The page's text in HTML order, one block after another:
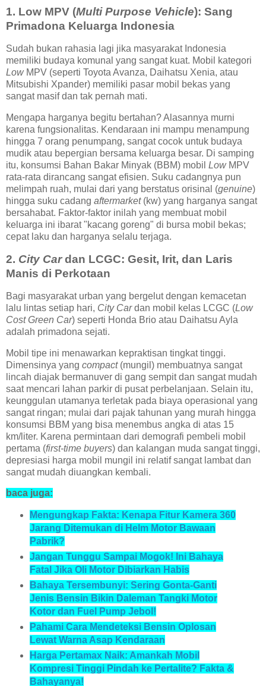
1. Low MPV (Multi Purpose Vehicle): Sang
Primadona Keluarga Indonesia
Sudah bukan rahasia lagi jika masyarakat Indonesia
memiliki budaya komunal yang sangat kuat. Mobil kategori
LowMPV (seperti Toyota Avanza, Daihatsu Xenia, atau
Mitsubishi Xpander) memiliki pasar mobil bekas yang
sangat masif dan tak pernah mati.
Mengapa harganya begitu bertahan? Alasannya murni
karena fungsionalitas. Kendaraan ini mampu menampung
hingga 7 orang penumpang, sangat cocok untuk budaya
mudik atau bepergian bersama keluarga besar. Di samping
itu, konsumsi Bahan Bakar Minyak (BBM) mobil LowMPV
rata-rata dirancang sangat efisien. Suku cadangnya pun
melimpah ruah, mulai dari yang berstatus orisinal (genuine)
hingga suku cadang aftermarket(kw) yang harganya sangat
bersahabat. Faktor-faktor inilah yang membuat mobil
keluarga ini ibarat "kacang goreng" di bursa mobil bekas;
cepat laku dan harganya selalu terjaga.
2. City Cardan LCGC: Gesit, Irit, dan Laris
Manis di Perkotaan
Bagi masyarakat urban yang bergelut dengan kemacetan
lalu lintas setiap hari, City Cardan mobil kelas LCGC (Low
Cost Green Car) seperti Honda Brio atau Daihatsu Ayla
adalah primadona sejati.
Mobil tipe ini menawarkan kepraktisan tingkat tinggi.
Dimensinya yang compact(mungil) membuatnya sangat
lincah diajak bermanuver di gang sempit dan sangat mudah
saat mencari lahan parkir di pusat perbelanjaan. Selain itu,
keunggulan utamanya terletak pada biaya operasional yang
sangat ringan; mulai dari pajak tahunan yang murah hingga
konsumsi BBM yang bisa menembus angka di atas 15
km/liter. Karena permintaan dari demografi pembeli mobil
pertama (first-time buyers) dan kalangan muda sangat tinggi,
depresiasi harga mobil mungil ini relatif sangat lambat dan
sangat mudah diuangkan kembali.
baca juga:
Mengungkap Fakta: Kenapa Fitur Kamera 360
Jarang Ditemukan di Helm Motor Bawaan
Pabrik?
Jangan Tunggu Sampai Mogok! Ini Bahaya
Fatal Jika Oli Motor Dibiarkan Habis
Bahaya Tersembunyi: Sering Gonta-Ganti
Jenis Bensin Bikin Daleman Tangki Motor
Kotor dan Fuel Pump Jebol!
Pahami Cara Mendeteksi Bensin Oplosan
Lewat Warna Asap Kendaraan
Harga Pertamax Naik: Amankah Mobil
Kompresi Tinggi Pindah ke Pertalite? Fakta &
Bahayanya!